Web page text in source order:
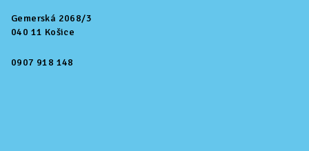
Gemerská 2068/3
040 11 Košice
0907 918 148